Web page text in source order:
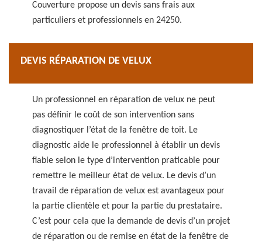
Couverture propose un devis sans frais aux
particuliers et professionnels en 24250.
DEVIS RÉPARATION DE VELUX
Un professionnel en réparation de velux ne peut
pas définir le coût de son intervention sans
diagnostiquer l’état de la fenêtre de toit. Le
diagnostic aide le professionnel à établir un devis
fiable selon le type d’intervention praticable pour
remettre le meilleur état de velux. Le devis d’un
travail de réparation de velux est avantageux pour
la partie clientèle et pour la partie du prestataire.
C’est pour cela que la demande de devis d’un projet
de réparation ou de remise en état de la fenêtre de